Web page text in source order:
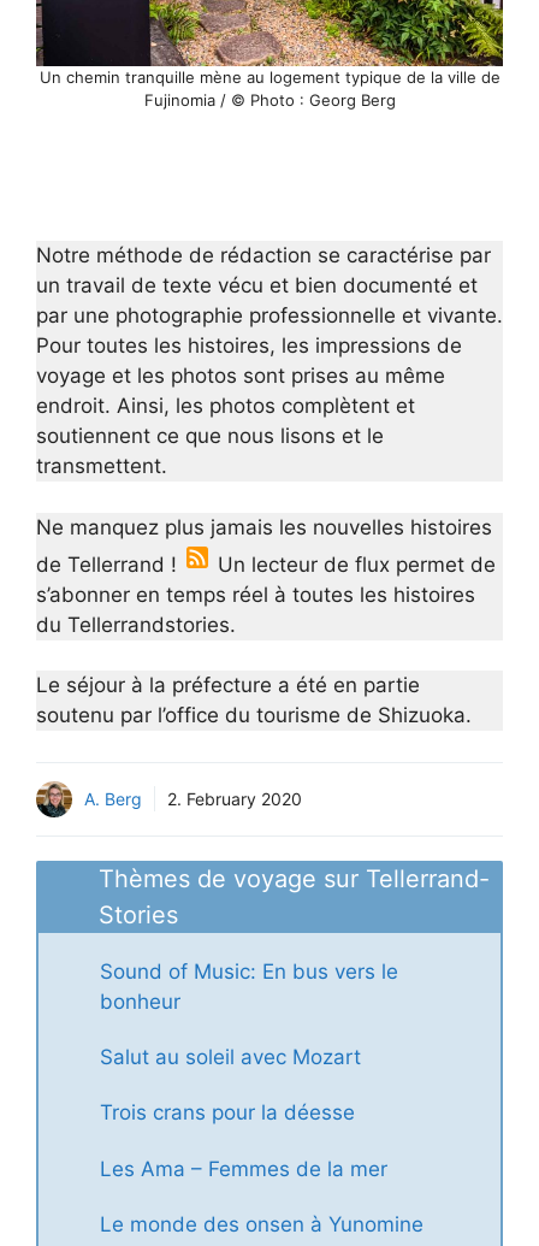
Un chemin tranquille mène au logement typique de la ville de
Fujinomia / © Photo : Georg Berg
Notre méthode de rédaction se caractérise par
un travail de texte vécu et bien documenté et
par une photographie professionnelle et vivante.
Pour toutes les histoires, les impressions de
voyage et les photos sont prises au même
endroit. Ainsi, les photos complètent et
soutiennent ce que nous lisons et le
transmettent.
Ne manquez plus jamais les nouvelles histoires
de Tellerrand !
Un lecteur de flux permet de
s’abonner en temps réel à toutes les histoires
du Tellerrandstories.
Le séjour à la préfecture a été en partie
soutenu par l’office du tourisme de Shizuoka.
A. Berg 2. February 2020
Thèmes de voyage sur Tellerrand-
Stories
Sound of Music: En bus vers le
bonheur
Salut au soleil avec Mozart
Trois crans pour la déesse
Les Ama – Femmes de la mer
Le monde des onsen à Yunomine